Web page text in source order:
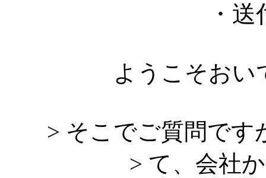
・
ようこそおい
> そこでご質問です
> て、会社